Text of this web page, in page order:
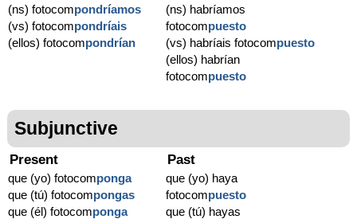
(ns) fotocompondríamos
(vs) fotocompondríais
(ellos) fotocompondrían
(ns) habríamos
fotocompuesto
(vs) habríais fotocompuesto
(ellos) habrían
fotocompuesto
Subjunctive
Present
que (yo) fotocomponga
que (tú) fotocompongas
que (él) fotocomponga
Past
que (yo) haya
fotocompuesto
que (tú) hayas